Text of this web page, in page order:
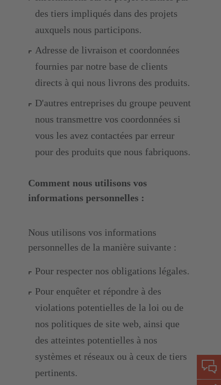
des tiers impliqués dans des projets
auxquels nous participons.
Adresse de livraison et coordonnées
fournies par notre base de clients
directs à qui nous livrons des produits.
D'autres entreprises du groupe peuvent
nous transmettre vos coordonnées si
vous les avez contactées par erreur
pour des produits que nous fabriquons.
Comment nous utilisons vos
informations personnelles :
Nous utilisons vos informations
personnelles de la manière suivante :
Pour respecter nos obligations légales.
Pour enquêter et répondre à des
violations potentielles de la loi ou de
nos politiques de site web, ainsi que
des atteintes potentielles à nos
systèmes et réseaux ou à ceux de tiers
pertinents.